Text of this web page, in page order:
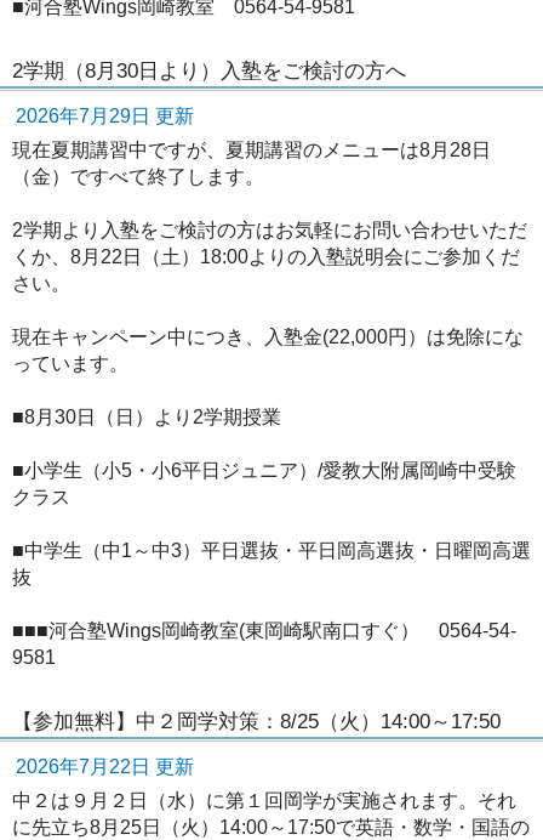
■河合塾Wings岡崎教室 0564-54-9581
2学期（8月30日より）入塾をご検討の方へ
2026年7月29日 更新
現在夏期講習中ですが、夏期講習のメニューは8月28日
（金）ですべて終了します。
2学期より入塾をご検討の方はお気軽にお問い合わせいただ
くか、8月22日（土）18:00よりの入塾説明会にご参加くだ
さい。
現在キャンペーン中につき、入塾金(22,000円）は免除にな
っています。
■8月30日（日）より2学期授業
■小学生（小5・小6平日ジュニア）/愛教大附属岡崎中受験
クラス
■中学生（中1～中3）平日選抜・平日岡高選抜・日曜岡高選
抜
■■■河合塾Wings岡崎教室(東岡崎駅南口すぐ） 0564-54-
9581
【参加無料】中２岡学対策：8/25（火）14:00～17:50
2026年7月22日 更新
中２は９月２日（水）に第１回岡学が実施されます。それ
に先立ち8月25日（火）14:00～17:50で英語・数学・国語の